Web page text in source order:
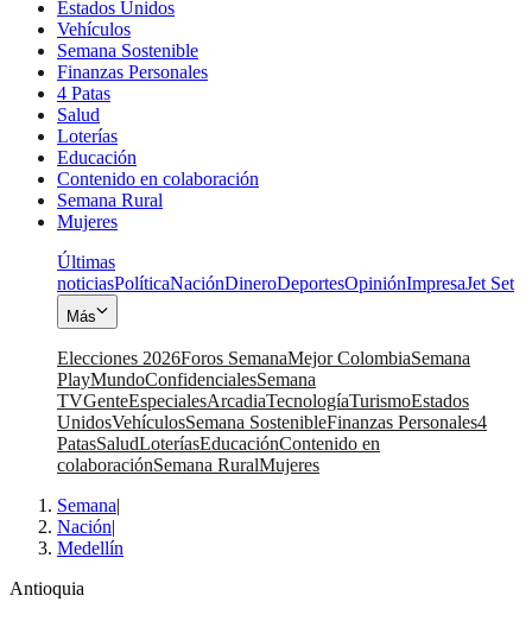
Estados Unidos
Vehículos
Semana Sostenible
Finanzas Personales
4 Patas
Salud
Loterías
Educación
Contenido en colaboración
Semana Rural
Mujeres
Últimas
noticiasPolíticaNaciónDineroDeportesOpiniónImpresaJet Set
Más
Elecciones 2026Foros SemanaMejor ColombiaSemana
PlayMundoConfidencialesSemana
TVGenteEspecialesArcadiaTecnologíaTurismoEstados
UnidosVehículosSemana SostenibleFinanzas Personales4
PatasSaludLoteríasEducaciónContenido en
colaboraciónSemana RuralMujeres
Semana|
Nación|
Medellín
Antioquia